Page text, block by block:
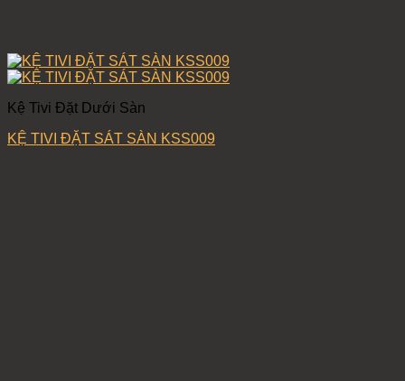
Kệ Tivi Đặt Dưới Sàn
KỆ TIVI ĐẶT SÁT SÀN KSS009